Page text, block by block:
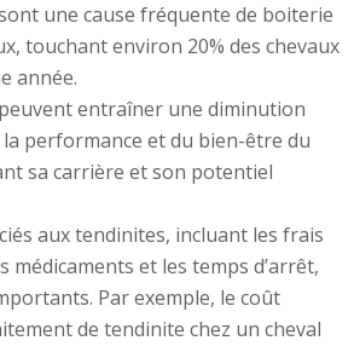
une cause fréquente de boiterie
touchant environ 20% des chevaux
année.
entraîner une diminution
performance et du bien-être du
sa carrière et son potentiel
aux tendinites, incluant les frais
médicaments et les temps d’arrêt,
Par exemple, le coût
de tendinite chez un cheval